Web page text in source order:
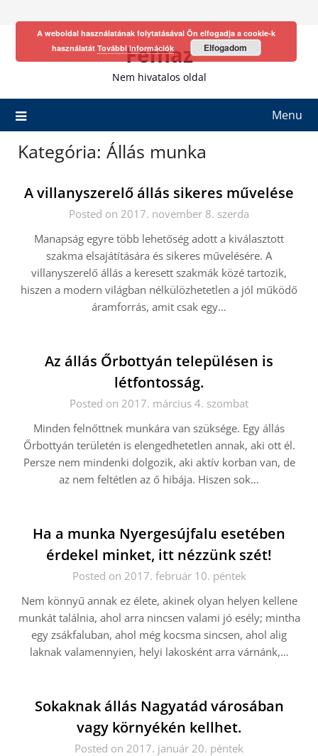
Fefhaz
Nem hivatalos oldal
Menu
Kategória: Állás munka
A villanyszerelő állás sikeres művelése
Posted on 2017. november 8. szerda
Manapság egyre több lehetőség adott a kiválasztott
szakma elsajátítására és sikeres művelésére. A
villanyszerelő állás a keresett szakmák közé tartozik,
hiszen a modern világban nélkülözhetetlen a jól működő
áramforrás, amit csak egy…
Az állás Őrbottyán településen is
létfontosság.
Posted on 2017. március 4. szombat
Minden felnőttnek munkára van szüksége. Egy állás
Őrbottyán területén is elengedhetetlen annak, aki ott él.
Persze nem mindenki dolgozik, aki aktív korban van, de
az nem feltétlen az ő hibája. Hiszen sok…
Ha a munka Nyergesújfalu esetében
érdekel minket, itt nézzünk szét!
Posted on 2017. február 10. péntek
Nem könnyű annak ez élete, akinek olyan helyen kellene
munkát találnia, ahol arra nincsen valami jó esély; mintha
egy zsákfaluban, ahol még kocsma sincsen, ahol alig
laknak valamennyien, helyi lakosként arra várnánk,…
Sokaknak állás Nagyatád városában
vagy környékén kellhet.
Posted on 2017. január 20. péntek
A weboldal használatának folytatásával Ön elfogadja a cookie-k
használatát További információk Elfogadom